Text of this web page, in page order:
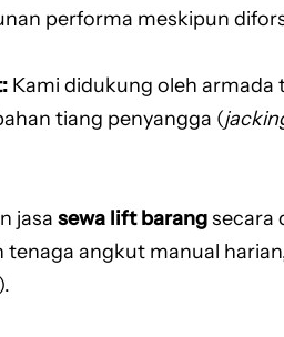
performa meskipun
Kami didukung oleh
tiang penyangga (
jasa sewa lift barangsecara
angkut manual